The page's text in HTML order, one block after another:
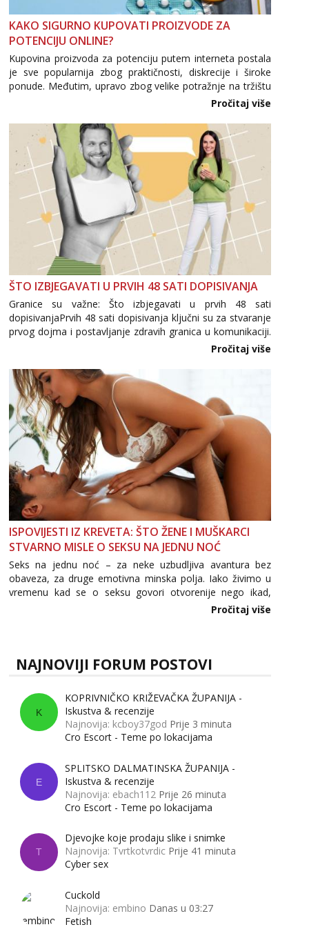
Tel:064/677-677- Kod: #123
tel:0,93€ - mob:1,12€ min
Anđela
Čekam tvoj poziv!
Tel: 064/677-677- Kod: #142
KAKO SIGURNO KUPOVATI PROIZVODE ZA
POTENCIJU ONLINE?
Kupovina proizvoda za potenciju putem interneta postala
je sve popularnija zbog praktičnosti, diskrecije i široke
ponude. Međutim, upravo zbog velike potražnje na tržištu
se pojavljuju i brojni krivotvoreni proizvodi, nepouzdane
internetske trgovine te proizvodi nepoznatog podrijetla. ...
Pročitaj više
ŠTO IZBJEGAVATI U PRVIH 48 SATI DOPISIVANJA
Granice su važne: Što izbjegavati u prvih 48 sati
dopisivanjaPrvih 48 sati dopisivanja ključni su za stvaranje
prvog dojma i postavljanje zdravih granica u komunikaciji.
Važno je izbjeći prebrzo otkrivanje osobnih ili intimnih
informacija, jer nepoznata osoba još nije zaslužila to
povjerenje. Takođe...
Pročitaj više
ISPOVIJESTI IZ KREVETA: ŠTO ŽENE I MUŠKARCI
STVARNO MISLE O SEKSU NA JEDNU NOĆ
Seks na jednu noć – za neke uzbudljiva avantura bez
obaveza, za druge emotivna minska polja. Iako živimo u
vremenu kad se o seksu govori otvorenije nego ikad,
tema „jedne noći strasti“ i dalje izaziva burne rasprave. Što
Pročitaj više
NAJNOVIJI FORUM POSTOVI
K
KOPRIVNIČKO KRIŽEVAČKA ŽUPANIJA -
Iskustva & recenzije
Najnovija: kcboy37god Prije 3 minuta
Cro Escort - Teme po lokacijama
E
SPLITSKO DALMATINSKA ŽUPANIJA -
Iskustva & recenzije
Najnovija: ebach112 Prije 26 minuta
Cro Escort - Teme po lokacijama
T
Djevojke koje prodaju slike i snimke
Najnovija: Tvrtkotvrdic Prije 41 minuta
Cyber sex
Cuckold
Najnovija: embino Danas u 03:27
Fetish